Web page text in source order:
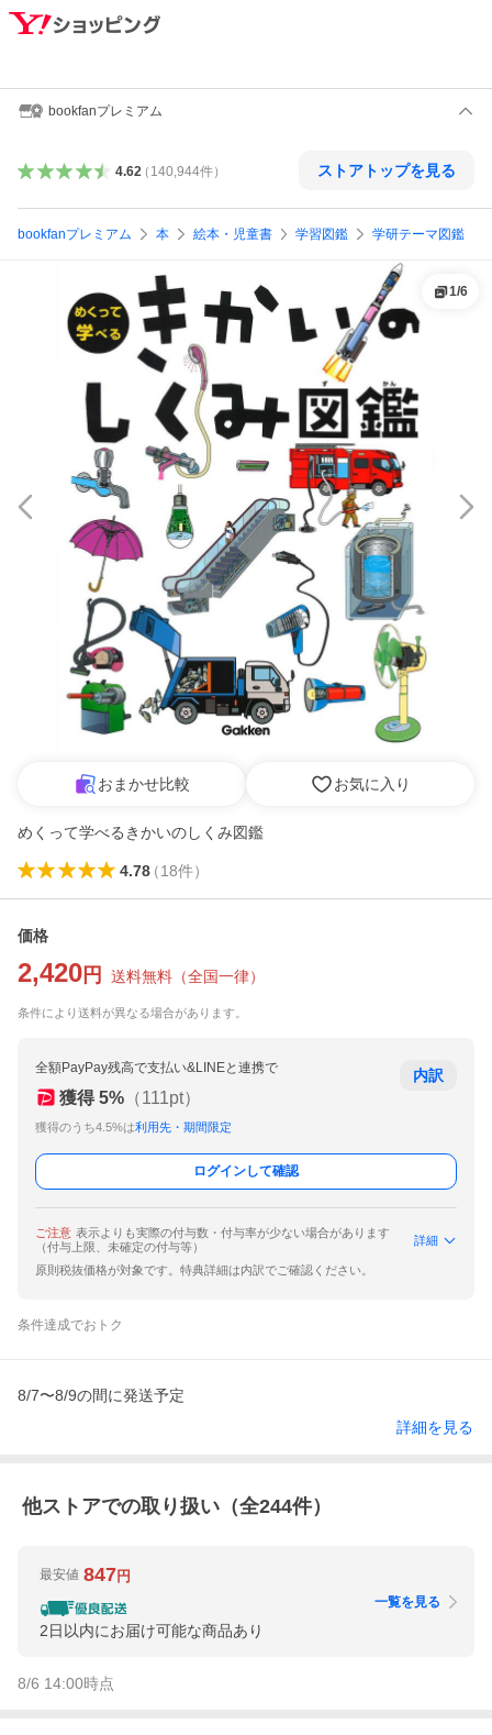
bookfanプレミアム
4.62（ 140,944件） ストアトップを見る
bookfanプレミアム 本 絵本・児童書 学習図鑑 学研テーマ図鑑
1/6
おまかせ比較 お気に入り
めくって学べるきかいのしくみ図鑑
4.78（18件）
価格
2,420 円 送料無料 （全国一律）
条件により送料が異なる場合があります。
全額PayPay残高で支払い&LINEと連携で
獲得 5% （111pt）
獲得のうち4.5%は利用先・期間限定
内訳
ログインして確認
ご注意 表示よりも実際の付与数・付与率が少ない場合があります
（付与上限、未確定の付与等）
詳細
原則税抜価格が対象です。特典詳細は内訳でご確認ください。
条件達成でおトク
8/7〜8/9の間に発送予定
詳細を見る
他ストアでの取り扱い（全244件）
最安値 847円
2日以内にお届け可能な商品あり
一覧を見る
8/6 14:00時点